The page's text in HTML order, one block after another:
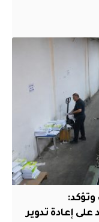
إعادة تدوير